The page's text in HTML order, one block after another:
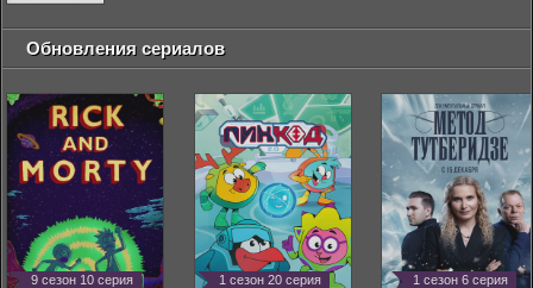
Обновления сериалов
9 сезон 10 серия 1 сезон 20 серия 1 сезон 6 серия